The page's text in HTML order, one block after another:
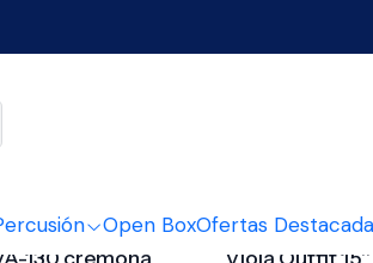
Open BoxOfertas
130 cremona
3977095|Cremona
Viola Outfit 15''